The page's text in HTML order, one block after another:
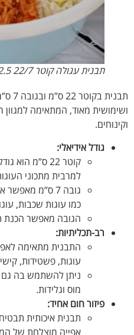
תבנית עגולה קוטר 22/7 2.5 ליטר
תבנית בקוטר
מאוד, המתאימה למגוון
גודל אידיאלי:
קוטר 22 ס”מ הוא
למרבית מתכוני העוגות
גובה 7 ס”מ מאפשר
כמו עוגות שכבות, עוגות
הגובה מאפשר הכנת
רב-תכליתיות:
התבנית מתאימה לאפייה
עוגות, פשטידות, קישים,
ניתן להשתמש בה גם
מוס וגלידות.
פיזור חום אחיד:
תבנית איכותית תבטיח
אפייה מוצלחת של